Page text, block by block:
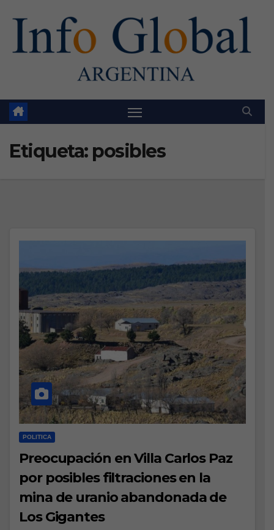
Etiqueta: posibles
POLITICA
Preocupación en Villa Carlos Paz
por posibles filtraciones en la
mina de uranio abandonada de
Los Gigantes